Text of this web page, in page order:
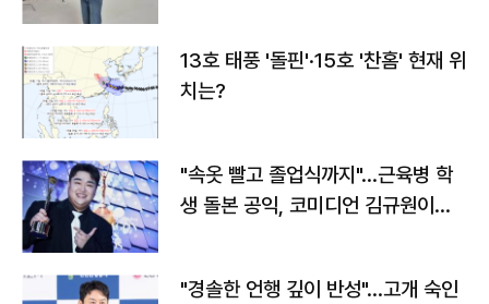
13호 태풍 '돌핀'·15호 '찬홈' 현재 위
치는?
"속옷 빨고 졸업식까지"…근육병 학
생 돌본 공익, 코미디언 김규원이었
"경솔한 언행 깊이 반성"…고개 숙인